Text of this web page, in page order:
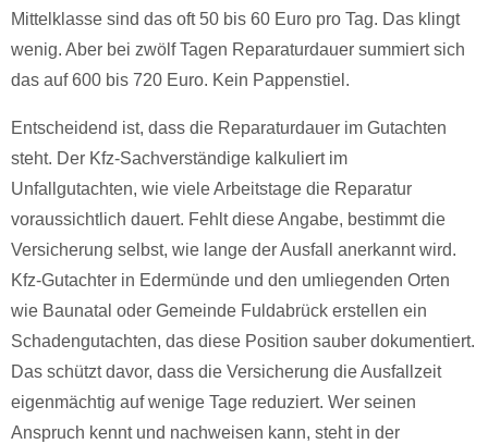
Mittelklasse sind das oft 50 bis 60 Euro pro Tag. Das klingt
wenig. Aber bei zwölf Tagen Reparaturdauer summiert sich
das auf 600 bis 720 Euro. Kein Pappenstiel.
Entscheidend ist, dass die Reparaturdauer im Gutachten
steht. Der Kfz-Sachverständige kalkuliert im
Unfallgutachten, wie viele Arbeitstage die Reparatur
voraussichtlich dauert. Fehlt diese Angabe, bestimmt die
Versicherung selbst, wie lange der Ausfall anerkannt wird.
Kfz-Gutachter in Edermünde und den umliegenden Orten
wie Baunatal oder Gemeinde Fuldabrück erstellen ein
Schadengutachten, das diese Position sauber dokumentiert.
Das schützt davor, dass die Versicherung die Ausfallzeit
eigenmächtig auf wenige Tage reduziert. Wer seinen
Anspruch kennt und nachweisen kann, steht in der